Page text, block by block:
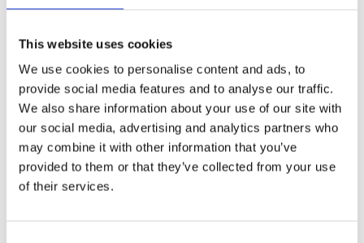
This website uses cookies
We use cookies to personalise content and ads, to
provide social media features and to analyse our traffic.
We also share information about your use of our site with
our social media, advertising and analytics partners who
may combine it with other information that you’ve
provided to them or that they’ve collected from your use
of their services.
Enkel betalning med Klarna
BESKRIVNING
Gardinlängder tillverkad i polyester med ett
fängslande digitaltryckt bladmönster i grönt på